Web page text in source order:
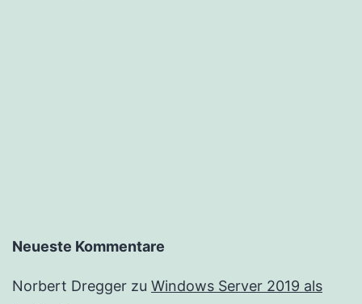
Neueste Kommentare
Norbert Dregger zu Windows Server 2019 als